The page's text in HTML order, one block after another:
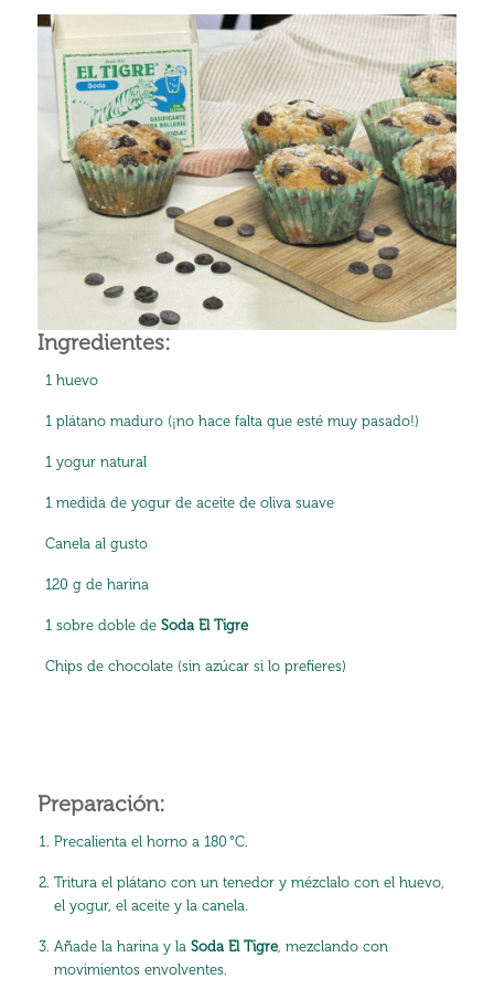
Ingredientes:
1 huevo
1 plátano maduro (¡no hace falta que esté muy pasado!)
1 yogur natural
1 medida de yogur de aceite de oliva suave
Canela al gusto
120 g de harina
1 sobre doble de Soda El Tigre
Chips de chocolate (sin azúcar si lo prefieres)
Preparación:
Precalienta el horno a 180 °C.
Tritura el plátano con un tenedor y mézclalo con el huevo,
el yogur, el aceite y la canela.
Añade la harina y la Soda El Tigre, mezclando con
movimientos envolventes.